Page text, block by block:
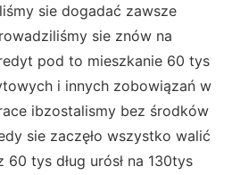
sie dogadać zawsze
sie znów na
pod to mieszkanie 60 tys
i innych zobowiązań w
ibzostalismy bez środków
sie zaczęło wszystko walić
tys dług urósł na 130tys